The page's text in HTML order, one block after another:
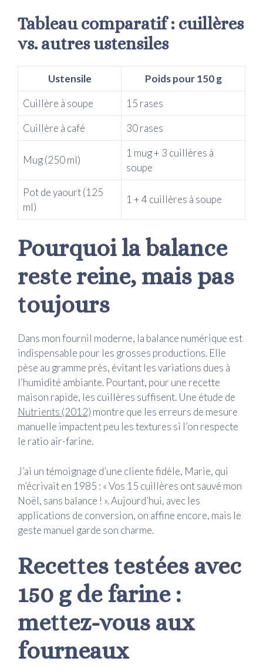
Tableau comparatif : cuillères
vs. autres ustensiles
Ustensile
Poids pour 150 g
Cuillère à soupe
15 rases
Cuillère à café
30 rases
Mug (250 ml)
1 mug + 3 cuillères à
soupe
Pot de yaourt (125
ml)
1 + 4 cuillères à soupe
Pourquoi la balance
reste reine, mais pas
toujours
Dans mon fournil moderne, la balance numérique est
indispensable pour les grosses productions. Elle
pèse au gramme près, évitant les variations dues à
l’humidité ambiante. Pourtant, pour une recette
maison rapide, les cuillères suffisent. Une étude de
Nutrients (2012) montre que les erreurs de mesure
manuelle impactent peu les textures si l’on respecte
le ratio air-farine.
J’ai un témoignage d’une cliente fidèle, Marie, qui
m’écrivait en 1985 : « Vos 15 cuillères ont sauvé mon
Noël, sans balance ! ». Aujourd’hui, avec les
applications de conversion, on affine encore, mais le
geste manuel garde son charme.
Recettes testées avec
150 g de farine :
mettez-vous aux
fourneaux